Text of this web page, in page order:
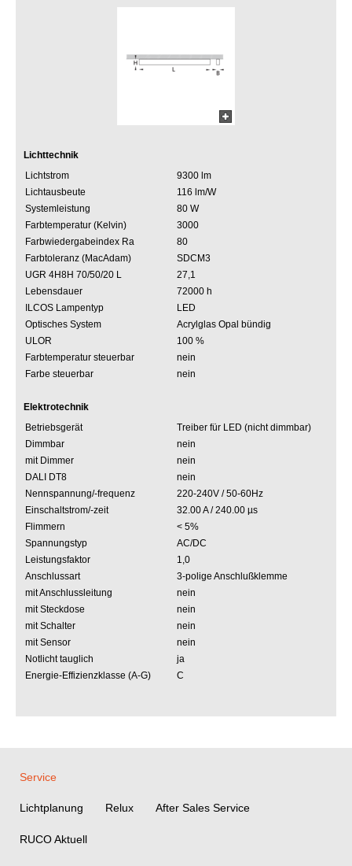
Lichttechnik
Lichtstrom
9300 lm
Lichtausbeute
116 lm/W
Systemleistung
80 W
Farbtemperatur (Kelvin)
3000
Farbwiedergabeindex Ra
80
Farbtoleranz (MacAdam)
SDCM3
UGR 4H8H 70/50/20 L
27,1
Lebensdauer
72000 h
ILCOS Lampentyp
LED
Optisches System
Acrylglas Opal bündig
ULOR
100 %
Farbtemperatur steuerbar
nein
Farbe steuerbar
nein
Elektrotechnik
Betriebsgerät
Treiber für LED (nicht dimmbar)
Dimmbar
nein
mit Dimmer
nein
DALI DT8
nein
Nennspannung/-frequenz
220-240V / 50-60Hz
Einschaltstrom/-zeit
32.00 A / 240.00 µs
Flimmern
< 5%
Spannungstyp
AC/DC
Leistungsfaktor
1,0
Anschlussart
3-polige Anschlußklemme
mit Anschlussleitung
nein
mit Steckdose
nein
mit Schalter
nein
mit Sensor
nein
Notlicht tauglich
ja
Energie-Effizienzklasse (A-G)
C
Service
Lichtplanung Relux After Sales Service
RUCO Aktuell